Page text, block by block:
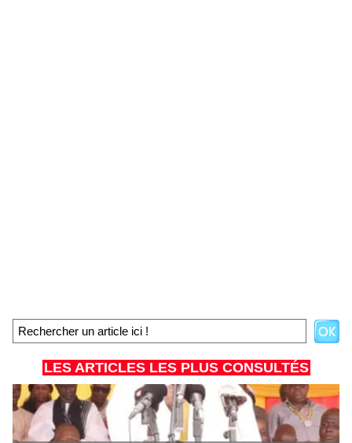
LES ARTICLES LES PLUS CONSULTÉS